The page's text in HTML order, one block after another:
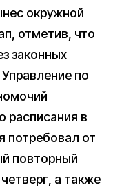
окружной
отметив, что
законных
по
расписания в
потребовал от
повторный
а также